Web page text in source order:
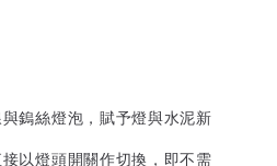
鎢絲燈泡，賦予燈與水泥新
以燈頭開關作切換，即不需